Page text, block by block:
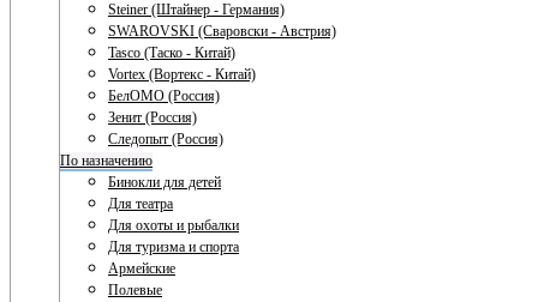
Steiner (Штайнер - Германия)
SWAROVSKI (Сваровски - Австрия)
Tasco (Таско - Китай)
Vortex (Вортекс - Китай)
БелОМО (Россия)
Зенит (Россия)
Следопыт (Россия)
По назначению
Бинокли для детей
Для театра
Для охоты и рыбалки
Для туризма и спорта
Армейские
Полевые